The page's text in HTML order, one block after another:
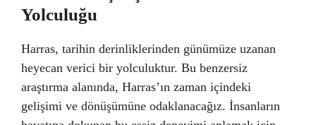
Yolculuğu
Harras, tarihin derinliklerinden günümüze uzanan
heyecan verici bir yolculuktur. Bu benzersiz
araştırma alanında, Harras’ın zaman içindeki
gelişimi ve dönüşümüne odaklanacağız. İnsanların